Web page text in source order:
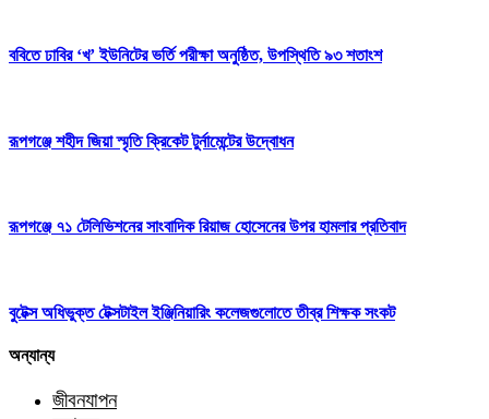
ববিতে ঢাবির ‘খ’ ইউনিটের ভর্তি পরীক্ষা অনুষ্ঠিত, উপস্থিতি ৯৩ শতাংশ
রূপগঞ্জে শহীদ জিয়া স্মৃতি ক্রিকেট টুর্নামেন্টের উদ্বোধন
রূপগঞ্জে ৭১ টেলিভিশনের সাংবাদিক রিয়াজ হোসেনের উপর হামলার প্রতিবাদ
বুটেক্স অধিভুক্ত টেক্সটাইল ইঞ্জিনিয়ারিং কলেজগুলোতে তীব্র শিক্ষক সংকট
অন্যান্য
জীবনযাপন